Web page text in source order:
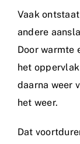
Vaak
andere
Door warmte
het
daarna weer
het weer.
Dat